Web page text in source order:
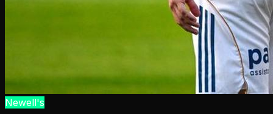
Newell's